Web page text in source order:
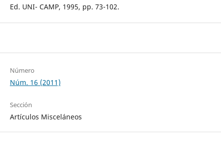
Ed. UNI- CAMP, 1995, pp. 73-102.
Número
Núm. 16 (2011)
Sección
Artículos Misceláneos